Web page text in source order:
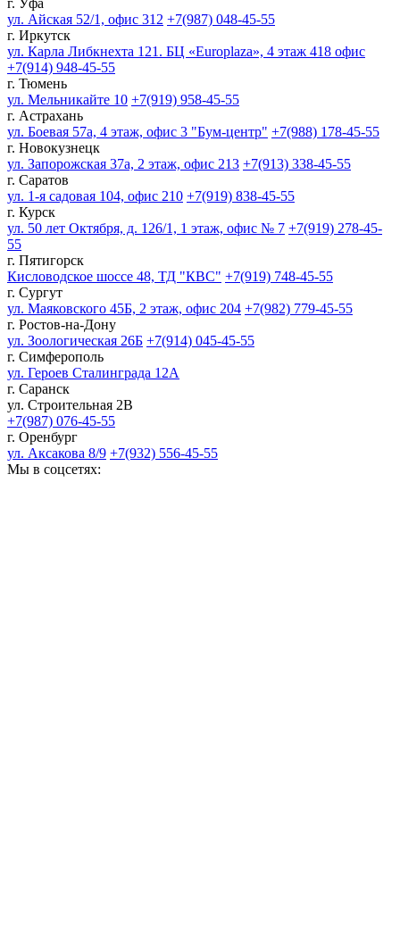
г. Уфа
ул. Айская 52/1, офис 312 +7(987) 048-45-55
г. Иркутск
ул. Карла Либкнехта 121. БЦ «Europlaza», 4 этаж 418 офис
+7(914) 948-45-55
г. Тюмень
ул. Мельникайте 10 +7(919) 958-45-55
г. Астрахань
ул. Боевая 57а, 4 этаж, офис 3 "Бум-центр" +7(988) 178-45-55
г. Новокузнецк
ул. Запорожская 37а, 2 этаж, офис 213 +7(913) 338-45-55
г. Саратов
ул. 1-я садовая 104, офис 210 +7(919) 838-45-55
г. Курск
ул. 50 лет Октября, д. 126/1, 1 этаж, офис № 7 +7(919) 278-45-
55
г. Пятигорск
Кисловодское шоссе 48, ТД "КВС" +7(919) 748-45-55
г. Сургут
ул. Маяковского 45Б, 2 этаж, офис 204 +7(982) 779-45-55
г. Ростов-на-Дону
ул. Зоологическая 26Б +7(914) 045-45-55
г. Симферополь
ул. Героев Сталинграда 12А
г. Саранск
ул. Строительная 2В
+7(987) 076-45-55
г. Оренбург
ул. Аксакова 8/9 +7(932) 556-45-55
Мы в соцсетях: